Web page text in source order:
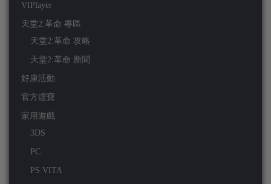
VIPlayer
天堂2:革命 專區
天堂2:革命 攻略
天堂2:革命 新聞
好康活動
官方虛寶
家用遊戲
3DS
PC
PS VITA